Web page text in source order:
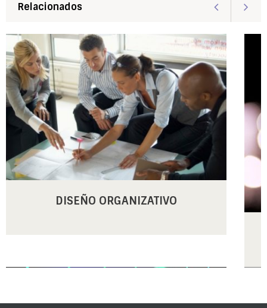
Relacionados
DISEÑO ORGANIZATIVO